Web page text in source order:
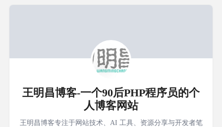
王明昌博客-一个90后PHP程序员的个
人博客网站
王明昌博客专注于网站技术、AI 工具、资源分享与开发者笔